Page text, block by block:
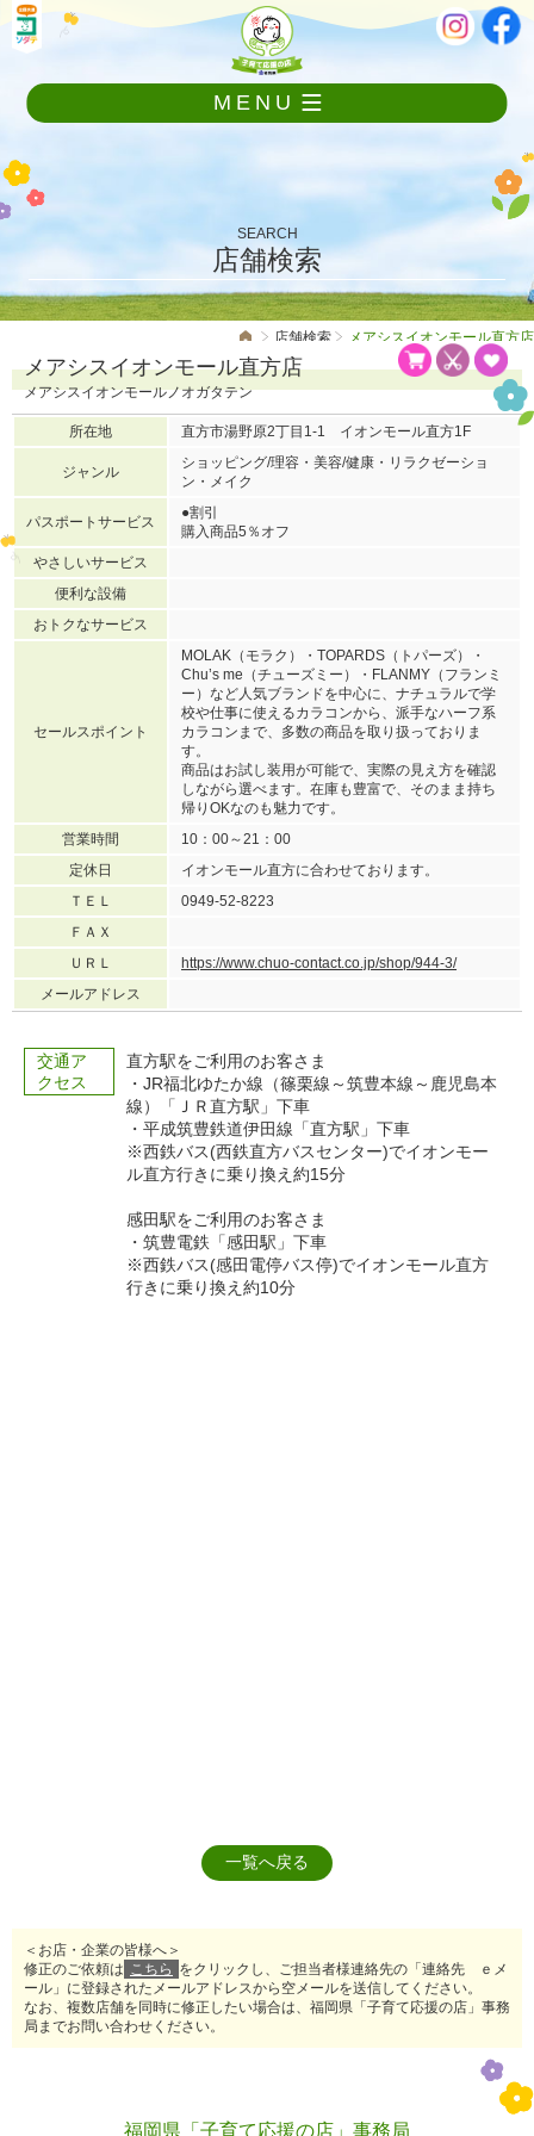
ニ
し
て
本
MENU
SEARCH
店舗検索
店舗検索 メアシスイオンモール直方店
メアシスイオンモール直方店
メアシスイオンモールノオガタテン
所在地 直方市湯野原2丁目1-1 イオンモール直方1F
ジャンル
ショッピング/理容・美容/健康・リラクゼーショ
ン・メイク
パスポートサービス
●割引
購入商品5％オフ
やさしいサービス
便利な設備
おトクなサービス
セールスポイント
MOLAK（モラク）・TOPARDS（トパーズ）・
Chu’s me（チューズミー）・FLANMY（フランミ
ー）など人気ブランドを中心に、ナチュラルで学
校や仕事に使えるカラコンから、派手なハーフ系
カラコンまで、多数の商品を取り扱っておりま
す。
商品はお試し装用が可能で、実際の見え方を確認
しながら選べます。在庫も豊富で、そのまま持ち
帰りOKなのも魅力です。
営業時間
10：00～21：00
定休日
イオンモール直方に合わせております。
ＴＥＬ
0949-52-8223
ＦＡＸ
ＵＲＬ
https://www.chuo-contact.co.jp/shop/944-3/
メールアドレス
交通ア
クセス
直方駅をご利用のお客さま
・JR福北ゆたか線（篠栗線～筑豊本線～鹿児島本
線）「ＪＲ直方駅」下車
・平成筑豊鉄道伊田線「直方駅」下車
※西鉄バス(西鉄直方バスセンター)でイオンモー
ル直方行きに乗り換え約15分
感田駅をご利用のお客さま
・筑豊電鉄「感田駅」下車
※西鉄バス(感田電停バス停)でイオンモール直方
行きに乗り換え約10分
一覧へ戻る
＜お店・企業の皆様へ＞
修正のご依頼は
こちら をクリックし、ご担当者様連絡先の「連絡先 ｅメ
ール」に登録されたメールアドレスから空メールを送信してください。
なお、複数店舗を同時に修正したい場合は、福岡県「子育て応援の店」事務
局までお問い合わせください。
福岡県「子育て応援の店」事務局